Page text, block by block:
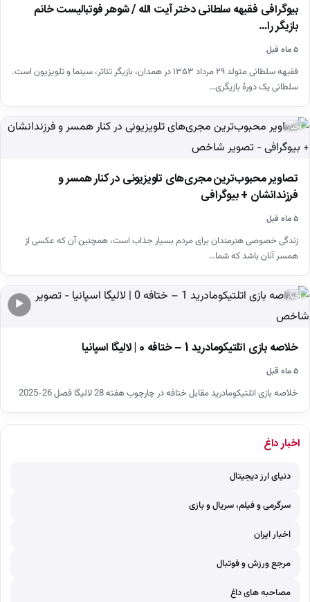
بیوگرافی فقیهه سلطانی دختر آیت الله / شوهر فوتبالیست خانم
بازیگر را…
۵ ماه قبل
فقیهه سلطانی متولد ۲۹ مرداد ۱۳۵۳ در همدان، بازیگر تئاتر، سینما و تلویزیون است.
سلطانی یک دورهٔ بازیگری…
اخبار
تصاویر محبوب‌ترین مجری‌های تلویزیونی در کنار همسر و
فرزندانشان + بیوگرافی
۵ ماه قبل
زندگی خصوصی هنرمندان برای مردم بسیار جذاب است، همچنین آن که عکسی از
همسر آنان باشد که شما…
▶
اخبار
خلاصه بازی اتلتیکومادرید 1 – ختافه 0 | لالیگا اسپانیا
۵ ماه قبل
خلاصه بازی اتلتیکومادرید مقابل ختافه در چارچوب هفته 28 لالیگا فصل 26-2025
اخبار داغ
دنیای ارز دیجیتال
سرگرمی و فیلم، سریال و بازی
اخبار ایران
مرجع ورزش و فوتبال
مصاحبه های داغ